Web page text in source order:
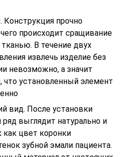
прочно
происходит сращивание
В течение двух
извлечь изделие без
невозможно, а значит
что установленный элемент
вид. После установки
выглядит натурально и
как цвет коронки
зубной эмали пациента.